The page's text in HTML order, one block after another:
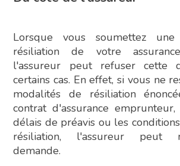
Lorsque vous soumettez
résiliation de votre
l'assureur peut refuser cette
certains cas. En effet, si vous ne
modalités de résiliation
contrat d'assurance
délais de préavis ou les
résiliation, l'assureur peut
demande.